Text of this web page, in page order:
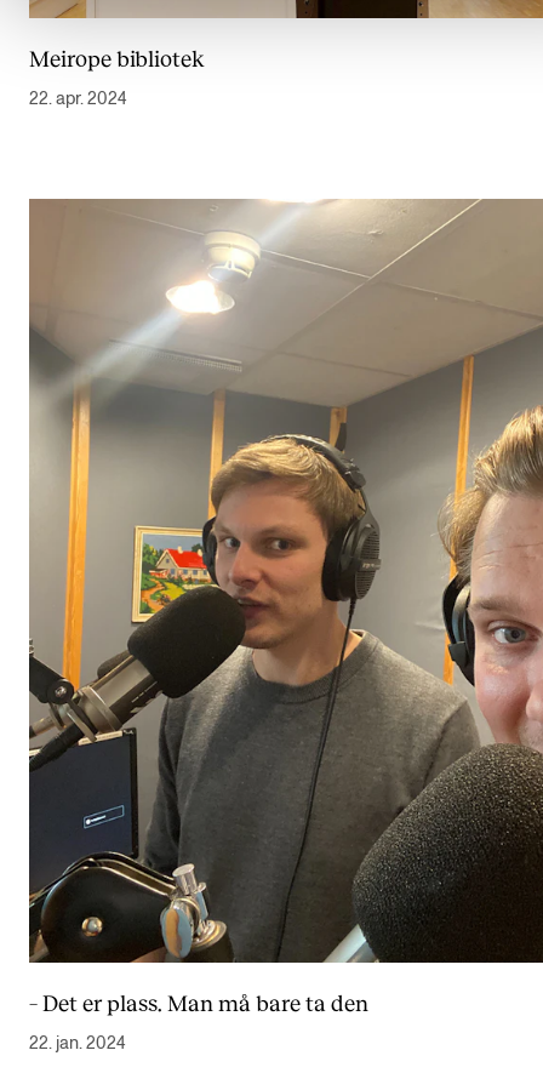
Meirope bibliotek
22. apr. 2024
– Det er plass. Man må bare ta den
22. jan. 2024